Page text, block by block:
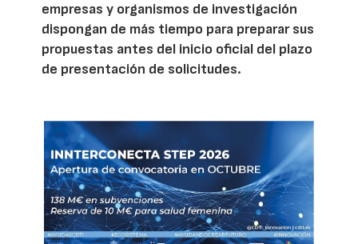
empresas y organismos de investigación
dispongan de más tiempo para preparar sus
propuestas antes del inicio oficial del plazo
de presentación de solicitudes.